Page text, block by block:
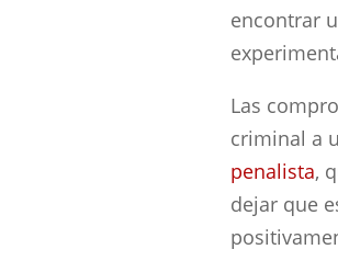
encontrar
Las
criminal a
penalista,
dejar que